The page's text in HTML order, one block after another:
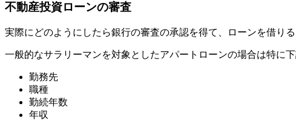
不動産投資ローンの審査
実際にどのようにしたら銀行の審査の承認を得て、ローンを借り
一般的なサラリーマンを対象としたアパートローンの場合は特に下
勤務先
職種
勤続年数
年収